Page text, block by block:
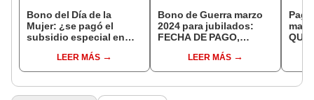
Bono del Día de la
Mujer: ¿se pagó el
subsidio especial en
LEER MÁS
Bono de Guerra marzo
2024 para jubilados:
FECHA DE PAGO,
y cómo cobrar FÁCIL vía
Patria
LEER MÁS